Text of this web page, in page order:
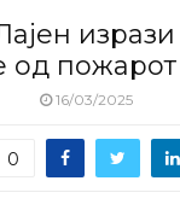
изрази
од
16/03/2025
0